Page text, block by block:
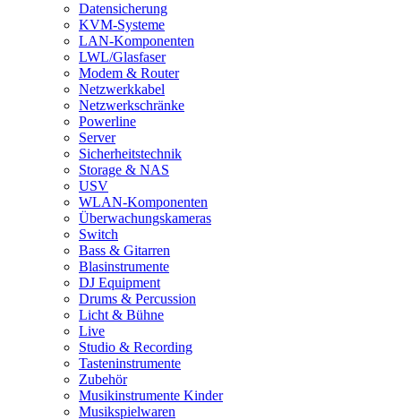
Datensicherung
KVM-Systeme
LAN-Komponenten
LWL/Glasfaser
Modem & Router
Netzwerkkabel
Netzwerkschränke
Powerline
Server
Sicherheitstechnik
Storage & NAS
USV
WLAN-Komponenten
Überwachungskameras
Switch
Bass & Gitarren
Blasinstrumente
DJ Equipment
Drums & Percussion
Licht & Bühne
Live
Studio & Recording
Tasteninstrumente
Zubehör
Musikinstrumente Kinder
Musikspielwaren